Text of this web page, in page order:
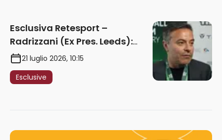
Esclusiva Retesport –
Radrizzani (Ex Pres. Leeds):
“Summerville ragazzo
speciale, in Italia con Gasp
può esplodere
21 luglio 2026, 10:15
Esclusive